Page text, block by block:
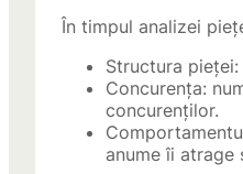
În timpul analizei
Structura
Concurența:
concurenților.
anume îi atrage